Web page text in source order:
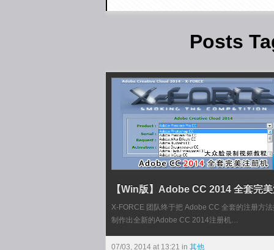
Posts
【Win版】Adobe CC 2014 全套完
X-FORCE 团队终于把 Adobe CC 全套的注册方法
制作出全新的Adobe CC 2014注册机…
07/03, 2014 at 13:21 in 其他